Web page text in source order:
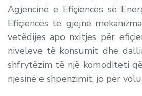
Agjencinë e Efiçiencës së
Efiçiencës të gjejnë
vetëdijes apo nxitjes për
niveleve të konsumit dhe
shfrytëzim të një komoditeti
njësinë e shpenzimit, jo për